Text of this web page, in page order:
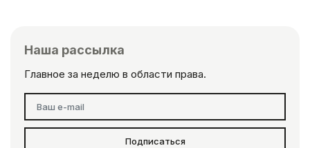
Наша рассылка
Главное за неделю в области права.
Подписаться